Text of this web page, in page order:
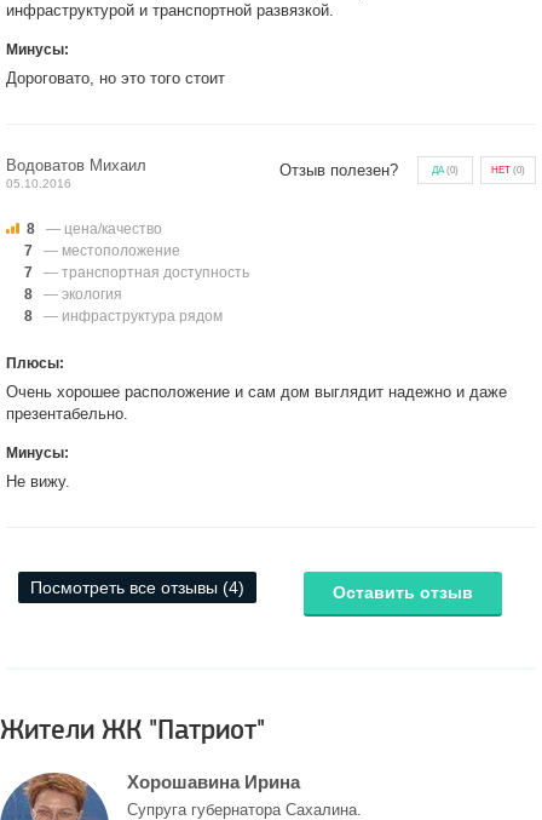
инфраструктурой и транспортной развязкой.
Минусы:
Дороговато, но это того стоит
Водоватов Михаил
05.10.2016
Отзыв полезен? ДА(0) НЕТ (0)
8
— цена/качество
7
— местоположение
7
— транспортная доступность
8
— экология
8
— инфраструктура рядом
Плюсы:
Очень хорошее расположение и сам дом выглядит надежно и даже
презентабельно.
Минусы:
Не вижу.
Посмотреть все отзывы (4) Оставить отзыв
Жители ЖК "Патриот"
Хорошавина Ирина
Супруга губернатора Сахалина.